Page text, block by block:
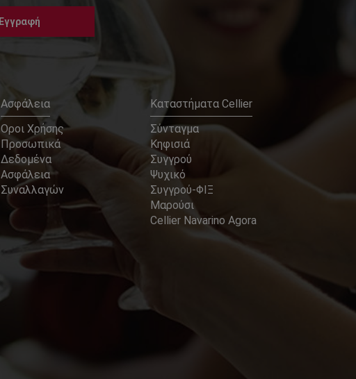
Εγγραφή
Ασφάλεια
Οροι Χρήσης
Προσωπικά
Δεδομένα
Ασφάλεια
Συναλλαγών
Καταστήματα Cellier
Σύνταγμα
Κηφισιά
Συγγρού
Ψυχικό
Συγγρού-ΦΙΞ
Μαρούσι
Cellier Navarino Agora